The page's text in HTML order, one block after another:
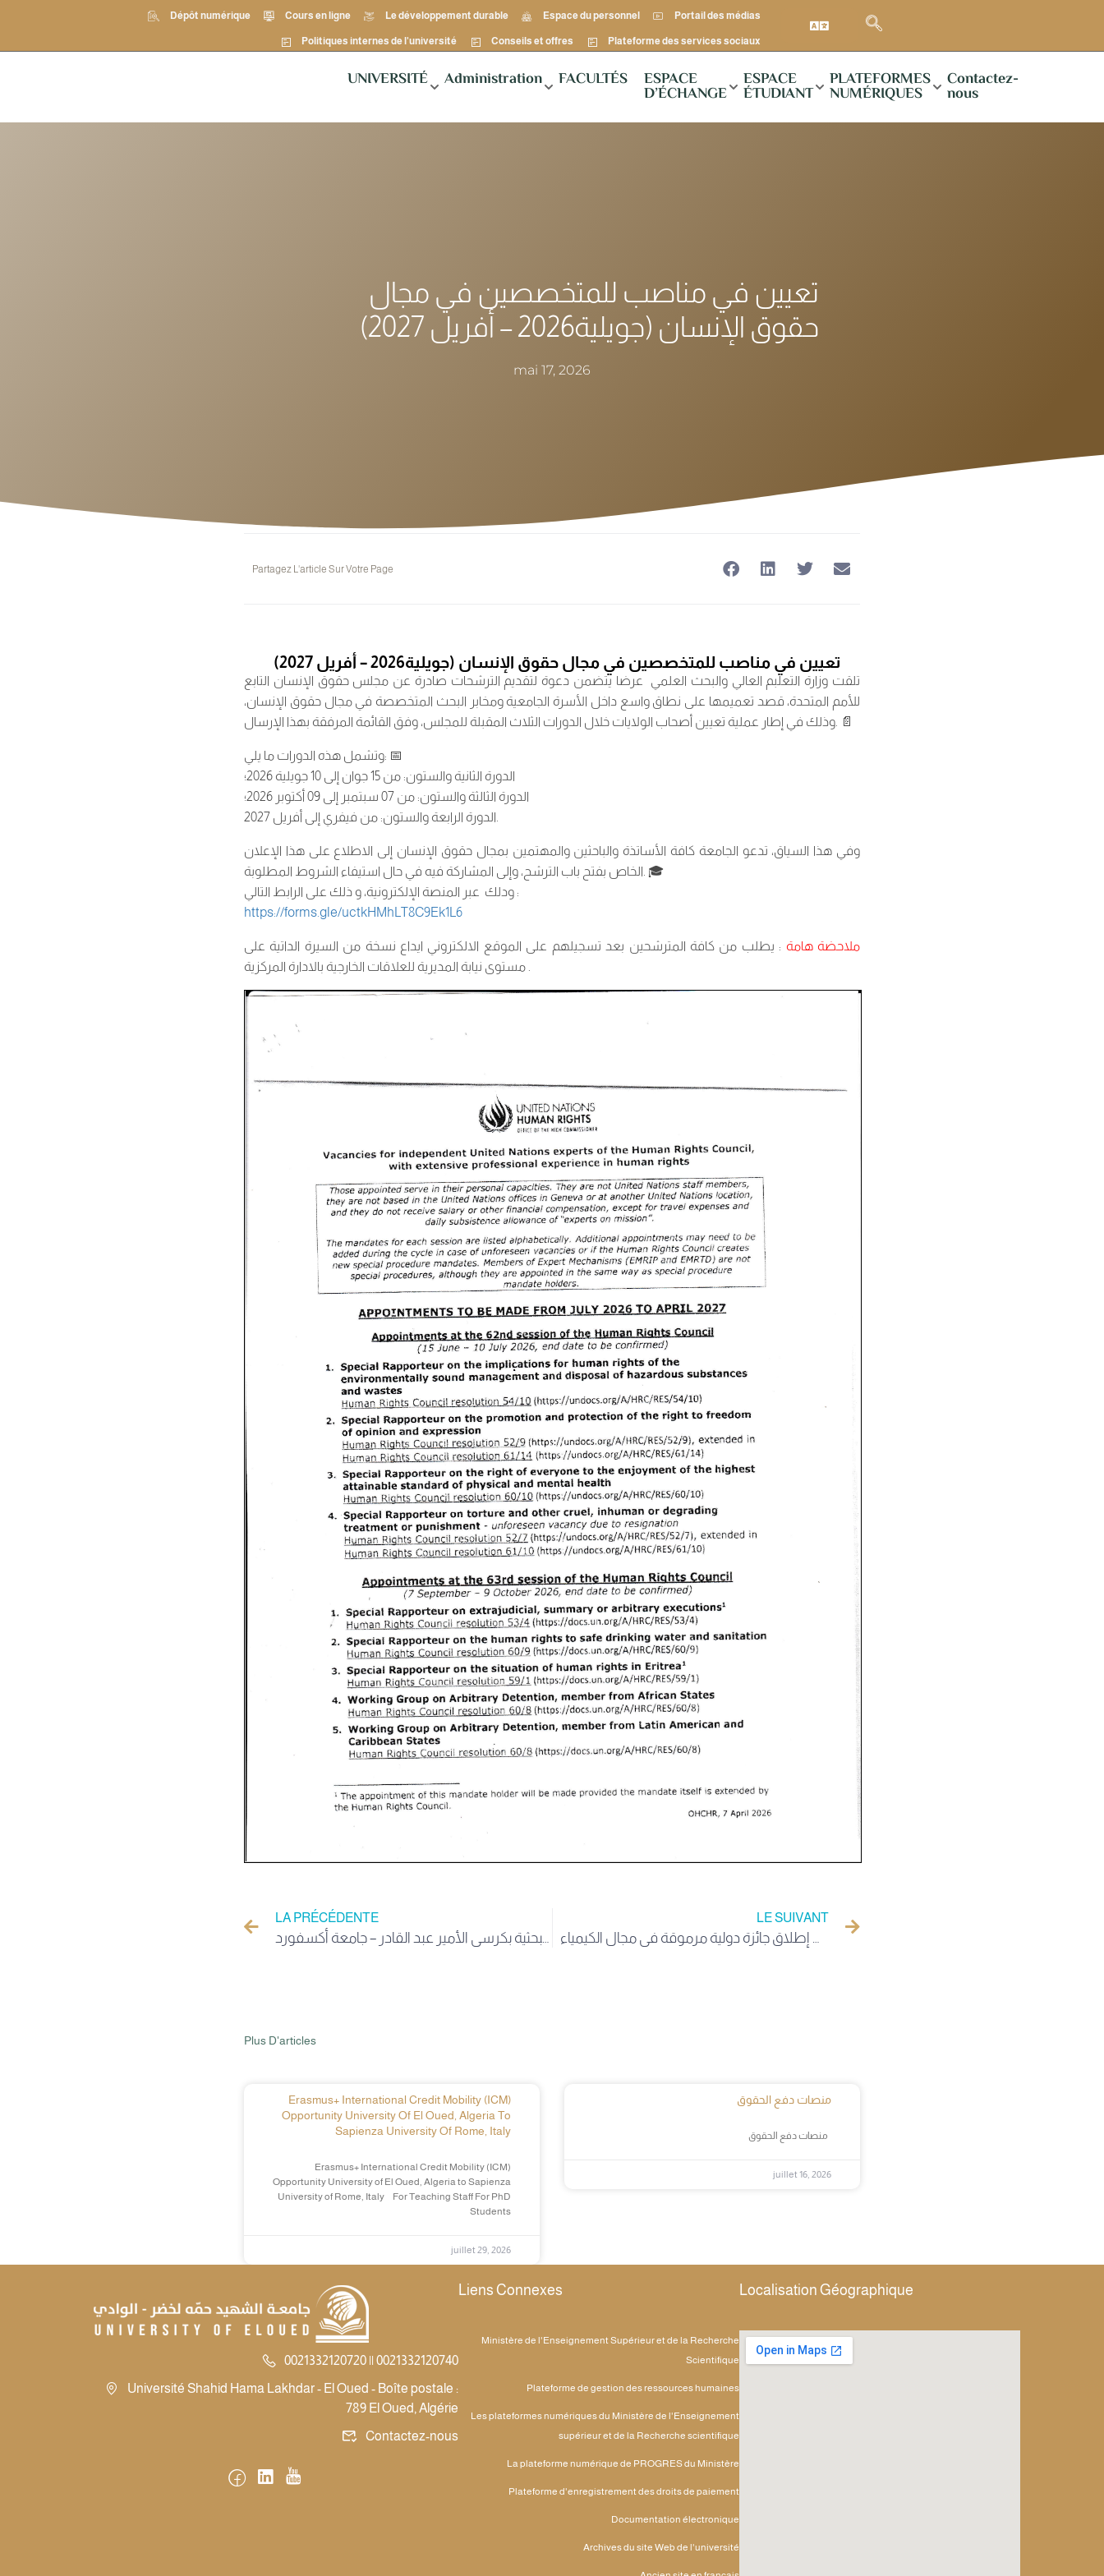
Dépôt numérique Cours en ligne Le développement durable Espace du personnel Portail des médias
Politiques internes de l'université Conseils et offres Plateforme des services sociaux
UNIVERSITÉ Administration FACULTÉS ESPACE
D’ÉCHANGE
ESPACE
ÉTUDIANT
PLATEFORMES
NUMÉRIQUES
Contactez-
nous
حقوق الإنسان (جويلية2026 – أفريل 2027)
mai 17, 2026
Partagez L'article Sur Votre Page
تعيين في مناصب للمتخصصين في مجال حقوق الإنسان (جويلية2026 – أفريل 2027)
تلقت وزارة التعلبم العالي والبحث العلمي عرضا يتضمن دعوة لتقديم الترشحات صادرة عن مجلس حقوق الإنسان التابع
للأمم المتحدة، قصد تعميمها على نطاق واسع داخل الأسرة الجامعية ومخابر البحث المتخصصة في مجال حقوق الإنسان،
وذلك في إطار عملية تعيين أصحاب الولايات خلال الدورات الثلاث المقبلة للمجلس، وفق القائمة المرفقة بهذا الإرسال. 📄
وتشمل هذه الدورات ما يلي: 📅
الدورة الثانية والستون: من 15 جوان إلى 10 جويلية 2026؛
الدورة الثالثة والستون: من 07 سبتمبر إلى 09 أكتوبر 2026؛
وفي هذا السياق، تدعو الجامعة كافة الأساتذة والباحثين والمهتمين بمجال حقوق الإنسان إلى الاطلاع على هذا الإعلان
الخاص بفتح باب الترشح، وإلى المشاركة فيه في حال استيفاء الشروط المطلوبة. 🎓
ودلك عبر المنصة الإلكترونية، و ذلك على الرابط التالي :
https://forms.gle/uctkHMhLT8C9Ek1L6
ملاحضة هامة : يطلب من كافة المترشحين بعد تسجيلهم على الموقع الالكتروني ايداع نسخة من السيرة الداتية على
LA PRÉCÉDENTE LE SUIVANT
Plus D'articles
Erasmus+ International Credit Mobility (ICM)
Opportunity University Of El Oued, Algeria To
Sapienza University Of Rome, Italy
Erasmus+ International Credit Mobility (ICM)
Opportunity University of El Oued, Algeria to Sapienza
University of Rome, Italy For Teaching Staff For PhD
Students
juillet 29, 2026
منصات دفع الحقوق
juillet 16, 2026
0021332120720 || 0021332120740
Université Shahid Hama Lakhdar - El Oued - Boîte postale :
789 El Oued, Algérie
Contactez-nous
Liens Connexes
Ministère de l'Enseignement Supérieur et de la Recherche
Scientifique
Plateforme de gestion des ressources humaines
Les plateformes numériques du Ministère de l'Enseignement
supérieur et de la Recherche scientifique
La plateforme numérique de PROGRES du Ministère
Plateforme d'enregistrement des droits de paiement
Documentation électronique
Archives du site Web de l'université
Localisation Géographique